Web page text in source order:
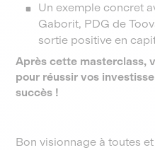
Un exemple concret
Gaborit, PDG de
sortie positive en
Après cette masterclass,
pour réussir vos
succès !
Bon visionnage à toutes